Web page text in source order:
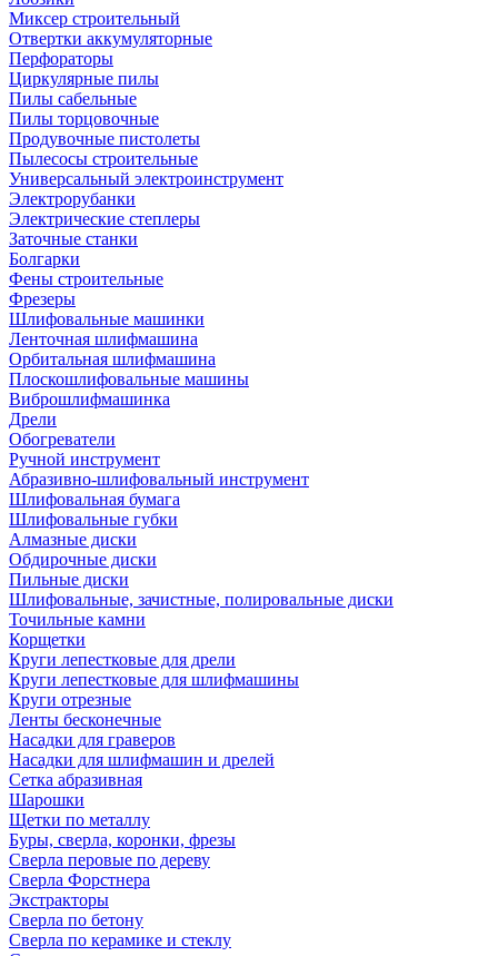
Миксер строительный
Отвертки аккумуляторные
Перфораторы
Циркулярные пилы
Пилы сабельные
Пилы торцовочные
Продувочные пистолеты
Пылесосы строительные
Универсальный электроинструмент
Электрорубанки
Электрические степлеры
Заточные станки
Болгарки
Фены строительные
Фрезеры
Шлифовальные машинки
Ленточная шлифмашина
Орбитальная шлифмашина
Плоскошлифовальные машины
Виброшлифмашинка
Дрели
Обогреватели
Ручной инструмент
Абразивно-шлифовальный инструмент
Шлифовальная бумага
Шлифовальные губки
Алмазные диски
Обдирочные диски
Пильные диски
Шлифовальные, зачистные, полировальные диски
Точильные камни
Корщетки
Круги лепестковые для дрели
Круги лепестковые для шлифмашины
Круги отрезные
Ленты бесконечные
Насадки для граверов
Насадки для шлифмашин и дрелей
Сетка абразивная
Шарошки
Щетки по металлу
Буры, сверла, коронки, фрезы
Сверла перовые по дереву
Сверла Форстнера
Экстракторы
Сверла по бетону
Сверла по керамике и стеклу